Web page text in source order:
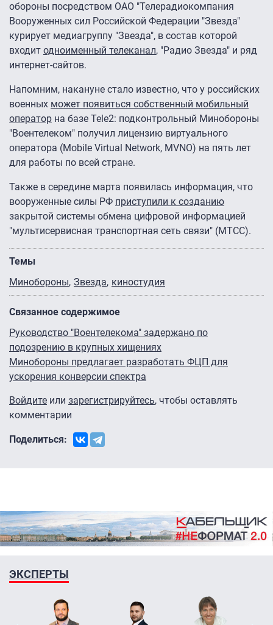
обороны посредством ОАО "Телерадиокомпания
Вооруженных сил Российской Федерации "Звезда"
курирует медиагруппу "Звезда", в состав которой
входит одноименный телеканал, "Радио Звезда" и ряд
интернет-сайтов.
Напомним, накануне стало известно, что у российских
военных может появиться собственный мобильный
оператор на базе Tele2: подконтрольный Минобороны
"Воентелеком" получил лицензию виртуального
оператора (Mobile Virtual Network, MVNO) на пять лет
для работы по всей стране.
Также в середине марта появилась информация, что
вооруженные силы РФ приступили к созданию
закрытой системы обмена цифровой информацией
"мультисервисная транспортная сеть связи" (МТСС).
Темы
Минобороны Звезда киностудия
Связанное содержимое
Руководство "Воентелекома" задержано по
подозрению в крупных хищениях
Минобороны предлагает разработать ФЦП для
ускорения конверсии спектра
Войдите или зарегистрируйтесь, чтобы оставлять
комментарии
Поделиться:
ЭКСПЕРТЫ